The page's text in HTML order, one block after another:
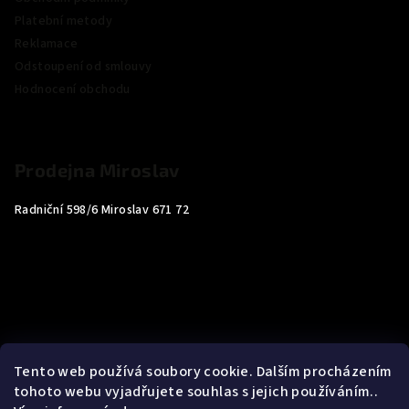
Tento web používá soubory cookie. Dalším procházením
tohoto webu vyjadřujete souhlas s jejich používáním..
Radniční 598/6 Miroslav 671 72